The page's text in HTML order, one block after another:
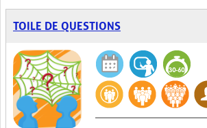
TOILE DE QUESTIONS